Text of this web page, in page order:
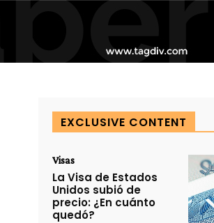
EXCLUSIVE CONTENT
Visas
La Visa de Estados
Unidos subió de
precio: ¿En cuánto
quedó?